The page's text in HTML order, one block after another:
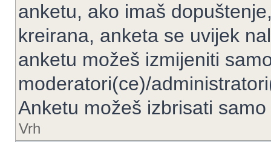
anketu, ako imaš
kreirana, anketa se uvijek
anketu možeš izmijeniti
moderatori(ce)/
Anketu možeš izbrisati
Vrh